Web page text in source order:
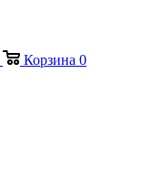
Корзина 0